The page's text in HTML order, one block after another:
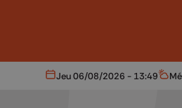
Aujourd'hui
Jeu 06/08/2026 - 13:49